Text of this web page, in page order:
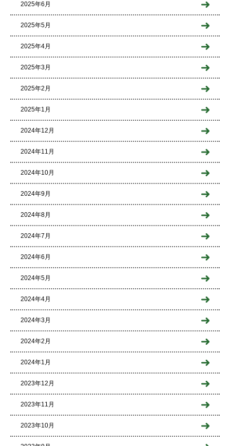
2025年6月
2025年5月
2025年4月
2025年3月
2025年2月
2025年1月
2024年12月
2024年11月
2024年10月
2024年9月
2024年8月
2024年7月
2024年6月
2024年5月
2024年4月
2024年3月
2024年2月
2024年1月
2023年12月
2023年11月
2023年10月